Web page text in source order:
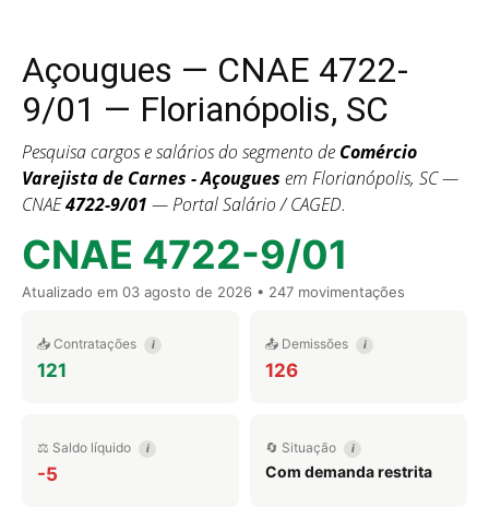
Açougues — CNAE 4722-
9/01 — Florianópolis, SC
Pesquisa cargos e salários do segmento de Comércio
Varejista de Carnes - Açougues em Florianópolis, SC —
CNAE4722-9/01 — Portal Salário / CAGED.
CNAE 4722-9/01
Atualizado em 03 agosto de 2026 • 247 movimentações
📥 Contratações i
121
📤 Demissões i
126
⚖️ Saldo líquido i
-5
🔄 Situação i
Com demanda restrita